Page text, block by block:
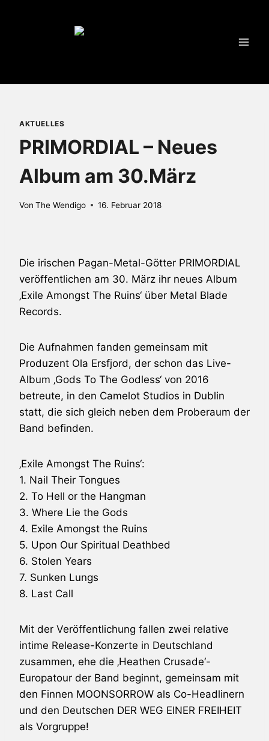
AKTUELLES
PRIMORDIAL – Neues
Album am 30.März
Von The Wendigo 16. Februar 2018
Die irischen Pagan-Metal-Götter PRIMORDIAL
veröffentlichen am 30. März ihr neues Album
‚Exile Amongst The Ruins‘ über Metal Blade
Records.
Die Aufnahmen fanden gemeinsam mit
Produzent Ola Ersfjord, der schon das Live-
Album ‚Gods To The Godless‘ von 2016
betreute, in den Camelot Studios in Dublin
statt, die sich gleich neben dem Proberaum der
Band befinden.
‚Exile Amongst The Ruins‘:
1. Nail Their Tongues
2. To Hell or the Hangman
3. Where Lie the Gods
4. Exile Amongst the Ruins
5. Upon Our Spiritual Deathbed
6. Stolen Years
7. Sunken Lungs
8. Last Call
Mit der Veröffentlichung fallen zwei relative
intime Release-Konzerte in Deutschland
zusammen, ehe die ‚Heathen Crusade‘-
Europatour der Band beginnt, gemeinsam mit
den Finnen MOONSORROW als Co-Headlinern
und den Deutschen DER WEG EINER FREIHEIT
als Vorgruppe!